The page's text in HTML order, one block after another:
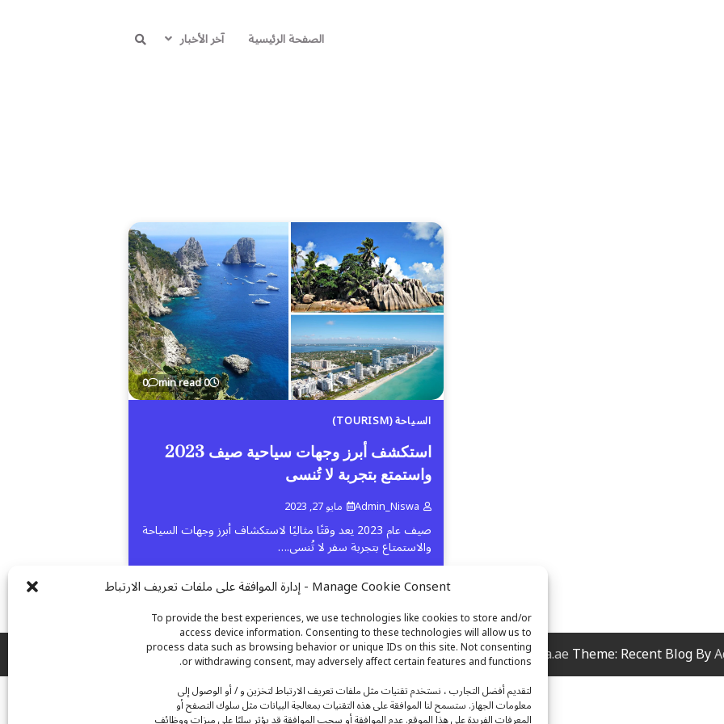
Manage Cookie Consent - إدارة الموافقة على ملفات تعريف الارتباط
To provide the best experiences, we use technologies like cookies to store and/or
access device information. Consenting to these technologies will allow us to
process data such as browsing behavior or unique IDs on this site. Not consenting
or withdrawing consent, may adversely affect certain features and functions.
لتقديم أفضل التجارب ، نستخدم تقنيات مثل ملفات تعريف الارتباط لتخزين و / أو الوصول إلى
معلومات الجهاز. ستسمح لنا الموافقة على هذه التقنيات بمعالجة البيانات مثل سلوك التصفح أو
الصفحة الرئيسية آخر الأخبار
0 min read
0
السياحة (TOURISM)
استكشف أبرز وجهات سياحية صيف 2023
واستمتع بتجربة لا تُنسى
Admin_Niswa
مايو 27, 2023
صيف عام 2023 يعد وقتًا مثاليًا لاستكشاف أبرز وجهات السياحة
والاستمتاع بتجربة سفر لا تُنسى.…
Copyright © 2026Niswa.aeTheme: Recent Blog By
.